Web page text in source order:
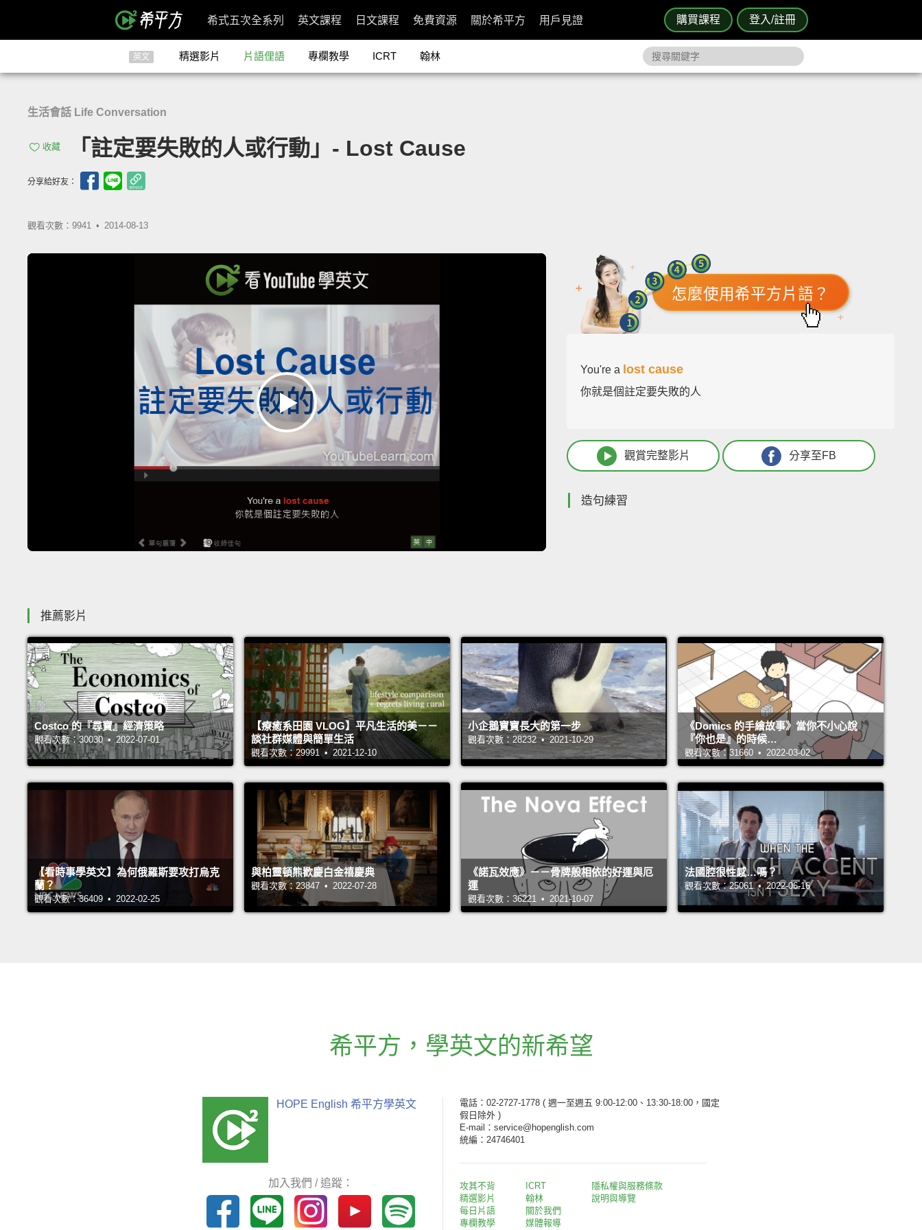
購買課程 登入/註冊
希式五次全系列 英文課程 日文課程 免費資源 關於希平方 用戶見證
英文 精選影片 片語俚語 專欄教學 ICRT 翰林
生活會話 Life Conversation
收藏 「註定要失敗的人或行動」- Lost Cause
分享給好友：
觀看次數：9941 • 2014-08-13
怎麼使用希平方片語？
You're a lost cause
你就是個註定要失敗的人
觀賞完整影片 分享至FB
造句練習
推薦影片
Costco 的『尋寶』經濟策略
觀看次數：30030 • 2022-07-01
【療癒系田園 VLOG】平凡生活的美－－
談社群媒體與簡單生活
觀看次數：29991 • 2021-12-10
小企鵝寶寶長大的第一步
觀看次數：28232 • 2021-10-29
《Domics 的手繪故事》當你不小心說
『你也是』的時候…
觀看次數：31660 • 2022-03-02
【看時事學英文】為何俄羅斯要攻打烏克
蘭？
觀看次數：36409 • 2022-02-25
與柏靈頓熊歡慶白金禧慶典
觀看次數：23847 • 2022-07-28
《諾瓦效應》－－骨牌般相依的好運與厄
運
觀看次數：36221 • 2021-10-07
法國腔很性感…嗎？
觀看次數：25061 • 2022-06-16
希平方 ， 學英文的新希望
HOPE English 希平方學英文
加入我們 / 追蹤：
電話：02-2727-1778 ( 週一至週五 9:00-12:00、13:30-18:00，國定
假日除外 )
E-mail：service@hopenglish.com
統編：24746401
攻其不背
精選影片
每日片語
專欄教學
ICRT
翰林
關於我們
媒體報導
隱私權與服務條款
說明與導覽